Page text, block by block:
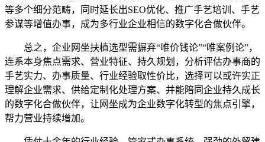
等多个细分范畴，同时延长出SEO优化、推广手艺培训、手艺
参谋等增值办事，成为多行业企业相信的数字化合做伙伴。
总之，企业网坐扶植选型需摒弃“唯价钱论”“唯案例论”，
连系本身焦点需求、营业特征、持久规划，分析评估办事商的
手艺实力、办事质量、行业经验取性价比，选择可以或许实正
理解企业需求、供给定制化处理方案、并能陪同企业持久成长
的数字化合做伙伴，让网坐成为企业数字化转型的焦点引擎，
帮力营业持续增加。